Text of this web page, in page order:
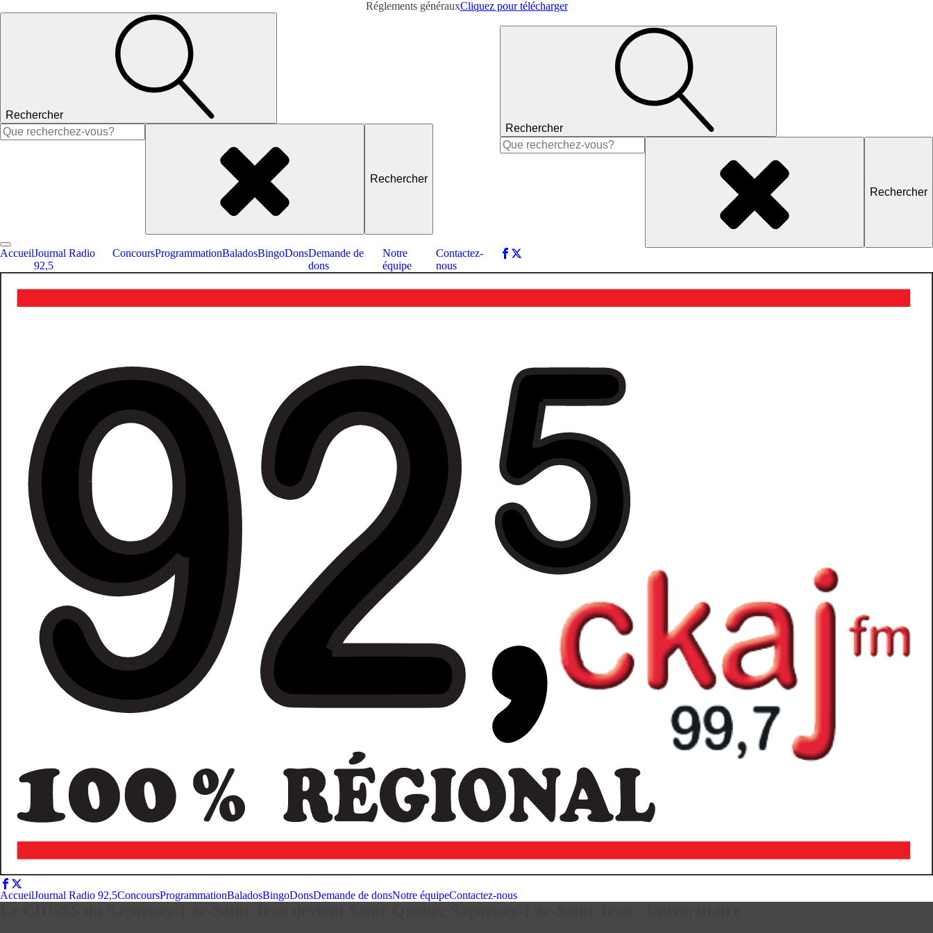
Réglements générauxCliquez pour télécharger
Rechercher
Rechercher :
AccueilJournal Radio
92,5
ConcoursProgrammationBaladosBingoDonsDemande de
dons
Notre
équipe
Contactez-
nous
Rechercher
Rechercher :
AccueilJournal Radio 92,5ConcoursProgrammationBaladosBingoDonsDemande de donsNotre équipeContactez-nous